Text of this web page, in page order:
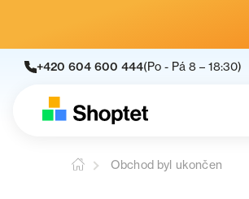
+420 604 600 444(Po - Pá 8 – 18:30)
Obchod byl ukončen